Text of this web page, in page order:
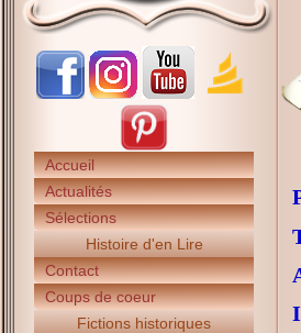
Accueil
Actualités
Sélections
Histoire d'en Lire
Contact
Coups de coeur
Fictions historiques